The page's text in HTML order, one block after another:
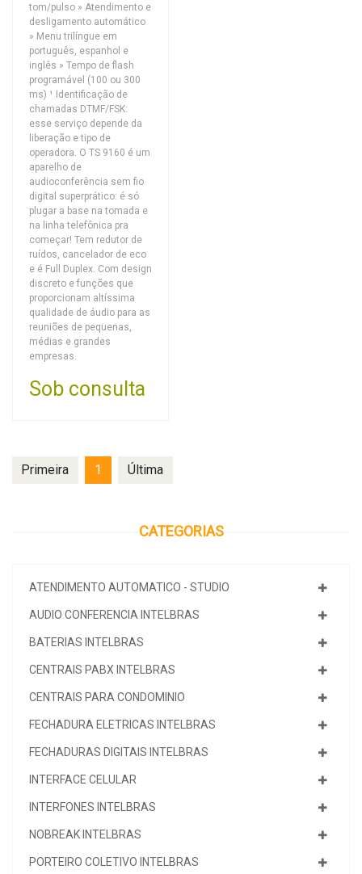
CATEGORIAS
ATENDIMENTO AUTOMATICO - STUDIO
AUDIO CONFERENCIA INTELBRAS
BATERIAS INTELBRAS
CENTRAIS PABX INTELBRAS
CENTRAIS PARA CONDOMINIO
FECHADURA ELETRICAS INTELBRAS
FECHADURAS DIGITAIS INTELBRAS
INTERFACE CELULAR
INTERFONES INTELBRAS
NOBREAK INTELBRAS
PORTEIRO COLETIVO INTELBRAS
tom/pulso » Atendimento e
desligamento automático
» Menu trilíngue em
português, espanhol e
inglês » Tempo de flash
programável (100 ou 300
ms) ¹ Identificação de
chamadas DTMF/FSK:
esse serviço depende da
liberação e tipo de
operadora. O TS 9160 é um
aparelho de
audioconferência sem fio
digital superprático: é só
plugar a base na tomada e
na linha telefônica pra
começar! Tem redutor de
ruídos, cancelador de eco
e é Full Duplex. Com design
discreto e funções que
proporcionam altíssima
qualidade de áudio para as
reuniões de pequenas,
médias e grandes
empresas.
Sob consulta
Primeira 1 Última